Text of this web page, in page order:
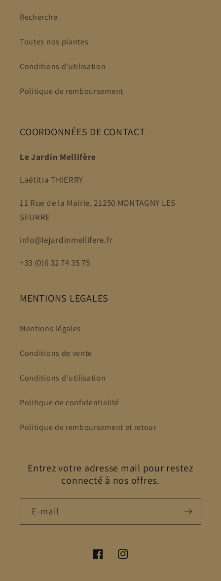
Recherche
Toutes nos plantes
Conditions d'utilisation
Politique de remboursement
COORDONNÉES DE CONTACT
Le Jardin Mellifère
Laëtitia THIERRY
11 Rue de la Mairie, 21250 MONTAGNY LES
SEURRE
info@lejardinmellifere.fr
+33 (0)6 32 74 35 75
MENTIONS LEGALES
Mentions légales
Conditions de vente
Conditions d'utilisation
Politique de confidentialité
Politique de remboursement et retour
Entrez votre adresse mail pour restez
connecté à nos offres.
E-mail
FacebookInstagram